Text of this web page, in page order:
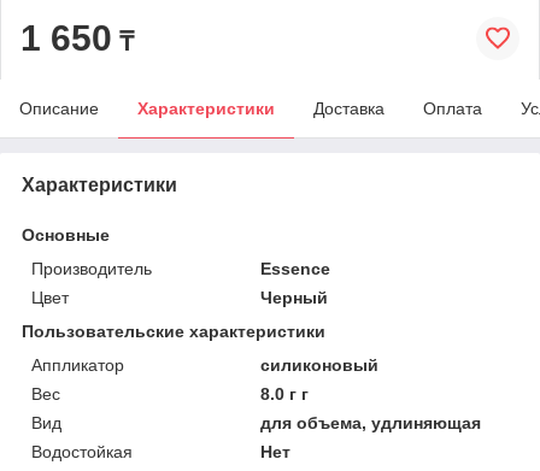
1 650 ₸
Описание Характеристики Доставка Оплата
Характеристики
Основные
Производитель
Essence
Цвет
Черный
Пользовательские характеристики
Аппликатор
силиконовый
Вес
8.0 г г
Вид
для объема, удлиняющая
Водостойкая
Нет